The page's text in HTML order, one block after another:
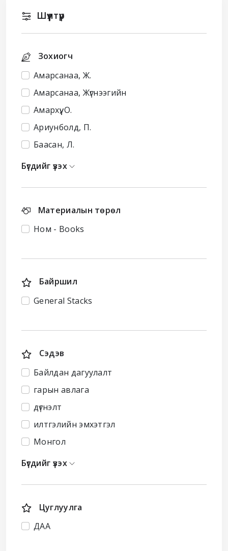
Шүүлтүүр
Зохиогч
Амарсанаа, Ж.
Амарсанаа, Жүгнээгийн
Амархүү, О.
Ариунболд, П.
Баасан, Л.
Бүгдийг үзэх
Материалын төрөл
Ном - Books
Байршил
General Stacks
Сэдэв
Байлдан дагуулалт
гарын авлага
дүгнэлт
илтгэлийн эмхэтгэл
Монгол
Бүгдийг үзэх
Цуглуулга
ДАА